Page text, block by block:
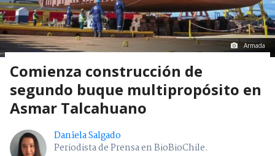
Armada
Comienza construcción de
segundo buque multipropósito en
Asmar Talcahuano
Daniela Salgado
Periodista de Prensa en BioBioChile.